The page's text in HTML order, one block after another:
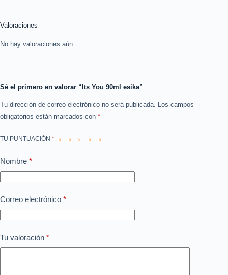
Valoraciones
No hay valoraciones aún.
Sé el primero en valorar “Its You 90ml esika”
Tu dirección de correo electrónico no será publicada.
Los campos
obligatorios están marcados con *
TU PUNTUACIÓN *
Nombre *
Correo electrónico *
Tu valoración *